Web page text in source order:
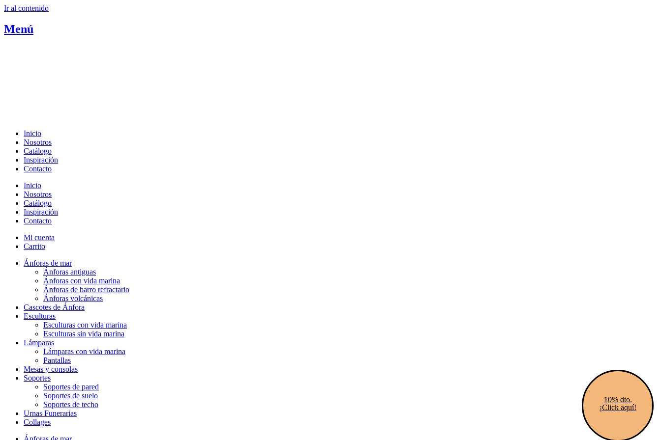
Ir al contenido
Menú
Inicio
Nosotros
Catálogo
Inspiración
Contacto
Inicio
Nosotros
Catálogo
Inspiración
Contacto
Mi cuenta
Carrito
Ánforas de mar
Ánforas antiguas
Ánforas con vida marina
Ánforas de barro refractario
Ánforas volcánicas
Cascotes de Ánfora
Esculturas
Esculturas con vida marina
Esculturas sin vida marina
Lámparas
Lámparas con vida marina
Pantallas
Mesas y consolas
Soportes
Soportes de pared
Soportes de suelo
Soportes de techo
Urnas Funerarias
Collages
10% dto.
¡Click aquí!